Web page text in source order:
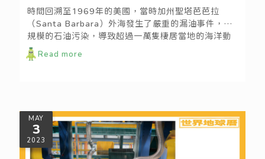
時間回溯至1969年的美國，當時加州聖塔芭芭拉
（Santa Barbara）外海發生了嚴重的漏油事件，大
規模的石油污染，導致超過一萬隻棲居當地的海洋動
物死亡。這場災難，引發人們正視環境法規的不足，
並著手制定修法與倡議行動，這即是「世界地球日」
Read more
MAY
3
2023